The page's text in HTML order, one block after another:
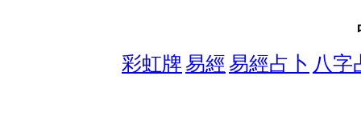
彩虹牌 易經 易經占卜 八字